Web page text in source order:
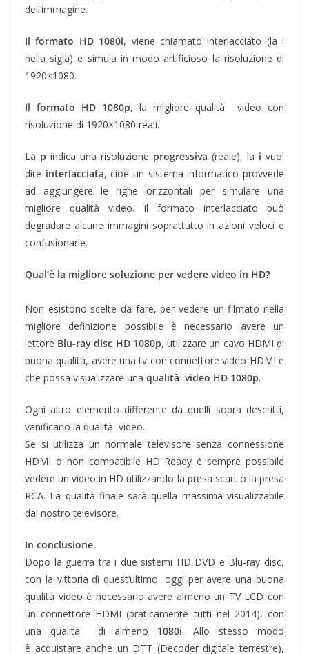
dell’immagine.
Il formato HD 1080i, viene chiamato interlacciato (la i
nella sigla) e simula in modo artificioso la risoluzione di
1920×1080.
Il formato HD 1080p, la migliore qualità video con
risoluzione di 1920×1080 reali.
La p indica una risoluzione progressiva (reale), la i vuol
dire interlacciata, cioè un sistema informatico provvede
ad aggiungere le righe orizzontali per simulare una
migliore qualità video. Il formato interlacciato può
degradare alcune immagini soprattutto in azioni veloci e
confusionarie.
Qual’è la migliore soluzione per vedere video in HD?
Non esistono scelte da fare, per vedere un filmato nella
migliore definizione possibile è necessario avere un
lettore Blu-ray disc HD 1080p, utilizzare un cavo HDMI di
buona qualità, avere una tv con connettore video HDMI e
che possa visualizzare una qualità video HD 1080p.
Ogni altro elemento differente da quelli sopra descritti,
vanificano la qualità video.
Se si utilizza un normale televisore senza connessione
HDMI o non compatibile HD Ready è sempre possibile
vedere un video in HD utilizzando la presa scart o la presa
RCA. La qualità finale sarà quella massima visualizzabile
dal nostro televisore.
In conclusione.
Dopo la guerra tra i due sistemi HD DVD e Blu-ray disc,
con la vittoria di quest’ultimo, oggi per avere una buona
qualità video è necessario avere almeno un TV LCD con
un connettore HDMI (praticamente tutti nel 2014), con
una qualità di almeno 1080i. Allo stesso modo
è acquistare anche un DTT (Decoder digitale terrestre),